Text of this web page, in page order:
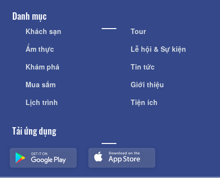
Danh mục
Khách sạn
Ẩm thực
Khám phá
Mua sắm
Lịch trình
Tour
Lễ hội & Sự kiện
Tin tức
Giới thiệu
Tiện ích
Tải ứng dụng